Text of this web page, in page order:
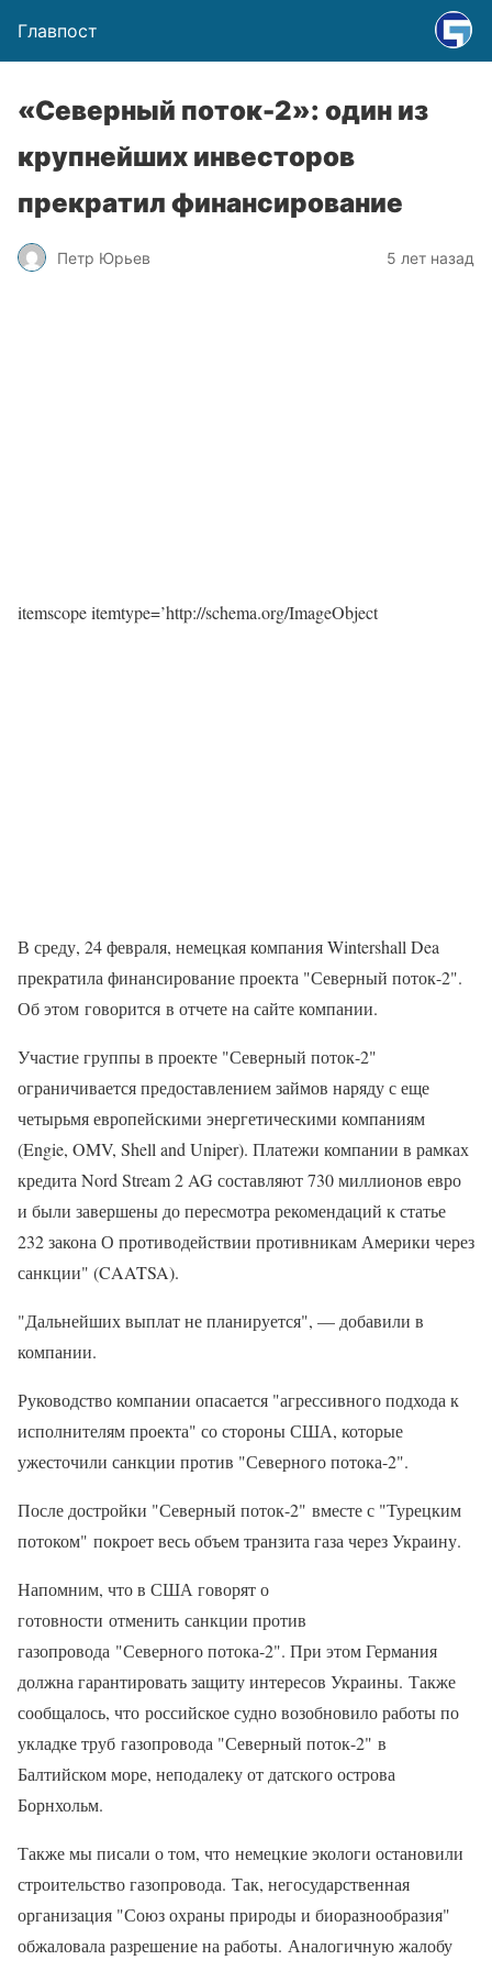
Главпост
«Северный поток-2»: один из
крупнейших инвесторов
прекратил финансирование
Петр Юрьев 5 лет назад
itemscope itemtype=’http://schema.org/ImageObject
В среду, 24 февраля, немецкая компания Wintershall Dea
прекратила финансирование проекта "Северный поток-2".
Об этом говорится в отчете на сайте компании.
Участие группы в проекте "Северный поток-2"
ограничивается предоставлением займов наряду с еще
четырьмя европейскими энергетическими компаниям
(Engie, OMV, Shell and Uniper). Платежи компании в рамках
кредита Nord Stream 2 AG составляют 730 миллионов евро
и были завершены до пересмотра рекомендаций к статье
232 закона О противодействии противникам Америки через
санкции" (CAATSA).
"Дальнейших выплат не планируется", — добавили в
компании.
Руководство компании опасается "агрессивного подхода к
исполнителям проекта" со стороны США, которые
ужесточили санкции против "Северного потока-2".
После достройки "Северный поток-2" вместе с "Турецким
потоком" покроет весь объем транзита газа через Украину.
Напомним, что в США говорят о
готовности отменить санкции против
газопровода "Северного потока-2". При этом Германия
должна гарантировать защиту интересов Украины. Также
сообщалось, что российское судно возобновило работы по
укладке труб газопровода "Северный поток-2" в
Балтийском море, неподалеку от датского острова
Борнхольм.
Также мы писали о том, что немецкие экологи остановили
строительство газопровода. Так, негосударственная
организация "Союз охраны природы и биоразнообразия"
обжаловала разрешение на работы. Аналогичную жалобу